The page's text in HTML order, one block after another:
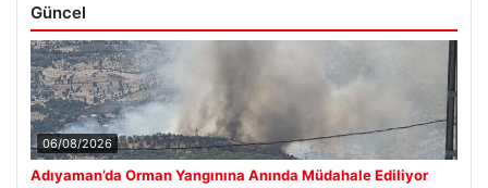
Güncel
06/08/2026
Adıyaman’da Orman Yangınına Anında Müdahale Ediliyor